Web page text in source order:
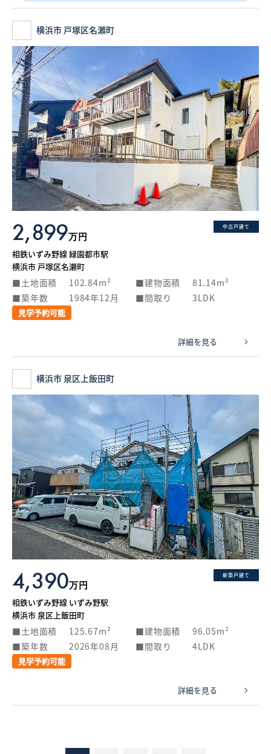
横浜市 戸塚区名瀬町
中古戸建て
2,899万円
相鉄いずみ野線 緑園都市駅
横浜市 戸塚区名瀬町
土地面積 102.84m² 建物面積
81.14m²
築年数
1984年12月 間取り 3LDK
見学予約可能
詳細を見る
横浜市 泉区上飯田町
新築戸建て
4,390万円
相鉄いずみ野線 いずみ野駅
横浜市 泉区上飯田町
土地面積 125.67m² 建物面積
96.05m²
築年数
2026年08月 間取り 4LDK
見学予約可能
詳細を見る